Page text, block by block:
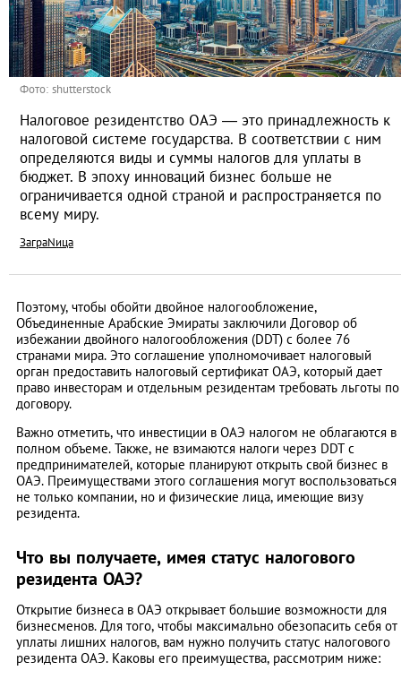
Фото: shutterstock
Налоговое резидентство ОАЭ — это принадлежность к
налоговой системе государства. В соответствии с ним
определяются виды и суммы налогов для уплаты в
бюджет. В эпоху инноваций бизнес больше не
ограничивается одной страной и распространяется по
всему миру.
ЗаграNица
Поэтому, чтобы обойти двойное налогообложение,
Объединенные Арабские Эмираты заключили Договор об
избежании двойного налогообложения (DDT) с более 76
странами мира. Это соглашение уполномочивает налоговый
орган предоставить налоговый сертификат ОАЭ, который дает
право инвесторам и отдельным резидентам требовать льготы по
договору.
Важно отметить, что инвестиции в ОАЭ налогом не облагаются в
полном объеме. Также, не взимаются налоги через DDT с
предпринимателей, которые планируют открыть свой бизнес в
ОАЭ. Преимуществами этого соглашения могут воспользоваться
не только компании, но и физические лица, имеющие визу
резидента.
Что вы получаете, имея статус налогового
резидента ОАЭ?
Открытие бизнеса в ОАЭ открывает большие возможности для
бизнесменов. Для того, чтобы максимально обезопасить себя от
уплаты лишних налогов, вам нужно получить статус налогового
резидента ОАЭ. Каковы его преимущества, рассмотрим ниже: